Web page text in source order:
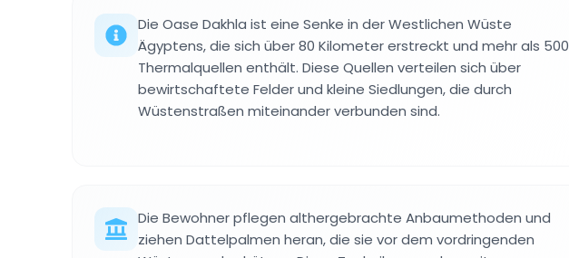
Die Oase Dakhla ist eine Senke in der Westlichen Wüste
Ägyptens, die sich über 80 Kilometer erstreckt und mehr als 500
Thermalquellen enthält. Diese Quellen verteilen sich über
bewirtschaftete Felder und kleine Siedlungen, die durch
Wüstenstraßen miteinander verbunden sind.
Die Bewohner pflegen althergebrachte Anbaumethoden und
ziehen Dattelpalmen heran, die sie vor dem vordringenden